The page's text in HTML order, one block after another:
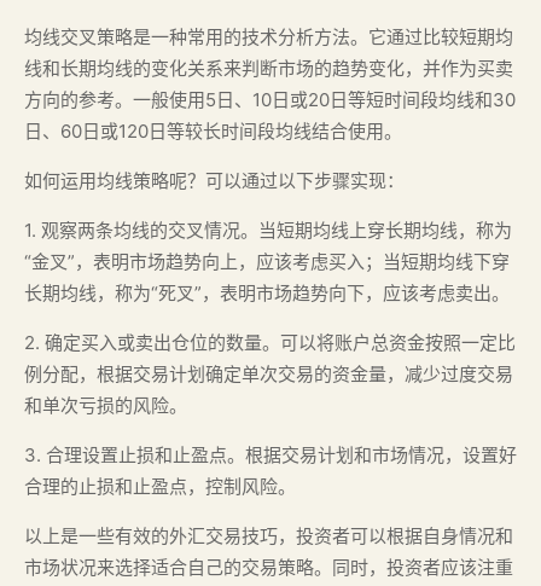
均线交叉策略是一种常用的技术分析方法。它通过比较短期均
线和长期均线的变化关系来判断市场的趋势变化，并作为买卖
方向的参考。一般使用5日、10日或20日等短时间段均线和30
日、60日或120日等较长时间段均线结合使用。
如何运用均线策略呢？可以通过以下步骤实现：
1. 观察两条均线的交叉情况。当短期均线上穿长期均线，称为
“金叉”，表明市场趋势向上，应该考虑买入；当短期均线下穿
长期均线，称为“死叉”，表明市场趋势向下，应该考虑卖出。
2. 确定买入或卖出仓位的数量。可以将账户总资金按照一定比
例分配，根据交易计划确定单次交易的资金量，减少过度交易
和单次亏损的风险。
3. 合理设置止损和止盈点。根据交易计划和市场情况，设置好
合理的止损和止盈点，控制风险。
以上是一些有效的外汇交易技巧，投资者可以根据自身情况和
市场状况来选择适合自己的交易策略。同时，投资者应该注重